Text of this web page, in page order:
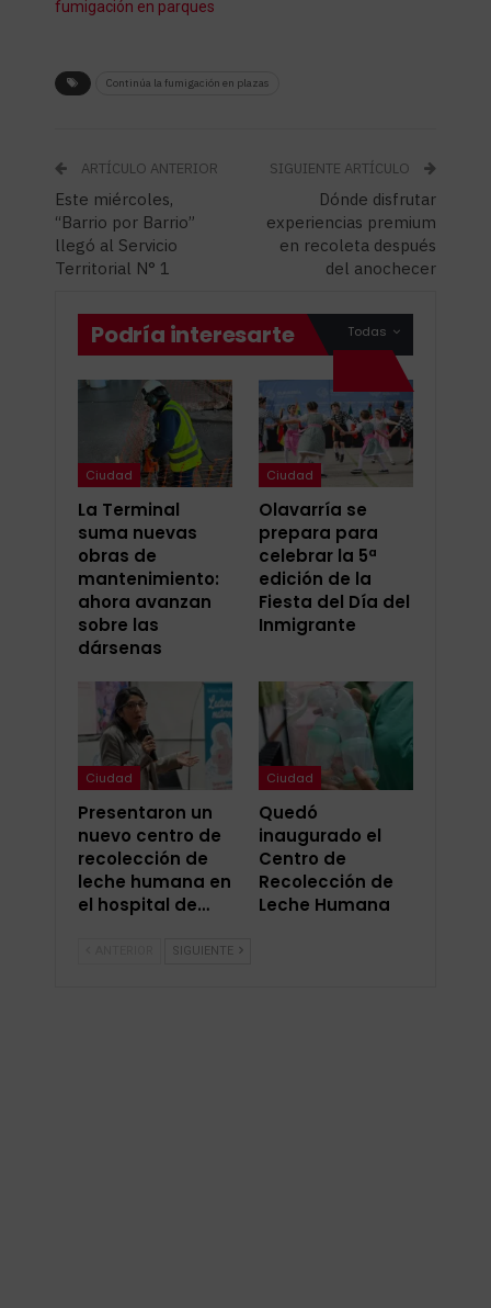
fumigación en parques
Continúa la fumigación en plazas
ARTÍCULO ANTERIOR
Este miércoles,
“Barrio por Barrio”
llegó al Servicio
Territorial N° 1
SIGUIENTE ARTÍCULO
Dónde disfrutar
experiencias premium
en recoleta después
del anochecer
Todas
Podría interesarte
Ciudad
La Terminal
suma nuevas
obras de
mantenimiento:
ahora avanzan
sobre las
dársenas
Ciudad
Olavarría se
prepara para
celebrar la 5ª
edición de la
Fiesta del Día del
Inmigrante
Ciudad
Presentaron un
nuevo centro de
recolección de
leche humana en
el hospital de…
Ciudad
Quedó
inaugurado el
Centro de
Recolección de
Leche Humana
SIGUIENTE